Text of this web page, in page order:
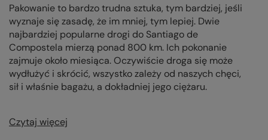
Pakowanie to bardzo trudna sztuka, tym bardziej, jeśli
wyznaje się zasadę, że im mniej, tym lepiej. Dwie
najbardziej popularne drogi do Santiago de
Compostela mierzą ponad 800 km. Ich pokonanie
zajmuje około miesiąca. Oczywiście droga się może
wydłużyć i skrócić, wszystko zależy od naszych chęci,
sił i właśnie bagażu, a dokładniej jego ciężaru.
Czytaj więcej